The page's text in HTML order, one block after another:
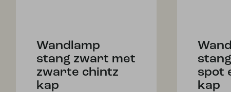
Wandlamp
stang zwart met
zwarte chintz
kap
spot
kap